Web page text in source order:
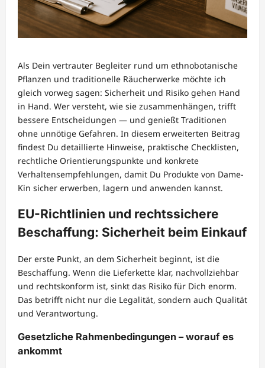
Als Dein vertrauter Begleiter rund um ethnobotanische
Pflanzen und traditionelle Räucherwerke möchte ich
gleich vorweg sagen: Sicherheit und Risiko gehen Hand
in Hand. Wer versteht, wie sie zusammenhängen, trifft
bessere Entscheidungen — und genießt Traditionen
ohne unnötige Gefahren. In diesem erweiterten Beitrag
findest Du detaillierte Hinweise, praktische Checklisten,
rechtliche Orientierungspunkte und konkrete
Verhaltensempfehlungen, damit Du Produkte von Dame-
Kin sicher erwerben, lagern und anwenden kannst.
EU-Richtlinien und rechtssichere
Beschaffung: Sicherheit beim Einkauf
Der erste Punkt, an dem Sicherheit beginnt, ist die
Beschaffung. Wenn die Lieferkette klar, nachvollziehbar
und rechtskonform ist, sinkt das Risiko für Dich enorm.
Das betrifft nicht nur die Legalität, sondern auch Qualität
und Verantwortung.
Gesetzliche Rahmenbedingungen – worauf es
ankommt